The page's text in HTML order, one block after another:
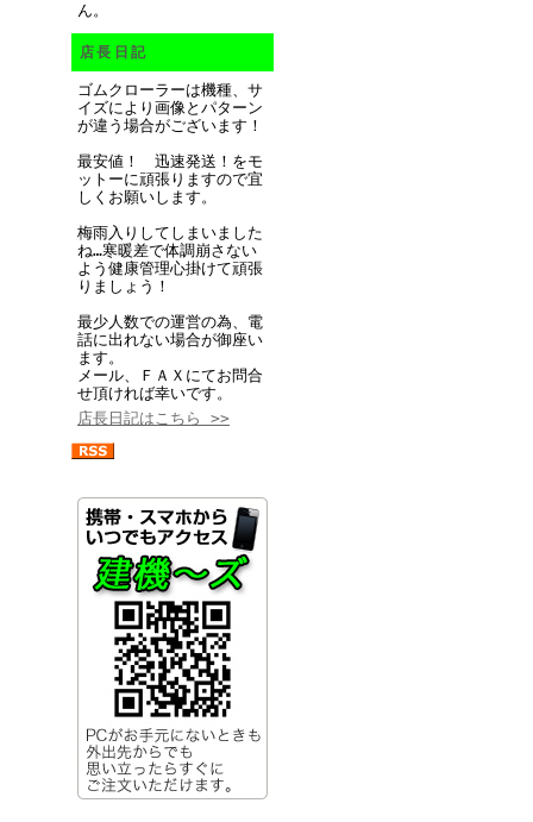
ん。
店長日記
ゴムクローラーは機種、サ
イズにより画像とパターン
が違う場合がございます！
最安値！ 迅速発送！をモ
ットーに頑張りますので宜
しくお願いします。
梅雨入りしてしまいました
ね…寒暖差で体調崩さない
よう健康管理心掛けて頑張
りましょう！
最少人数での運営の為、電
話に出れない場合が御座い
ます。
メール、ＦＡＸにてお問合
せ頂ければ幸いです。
店長日記はこちら >>